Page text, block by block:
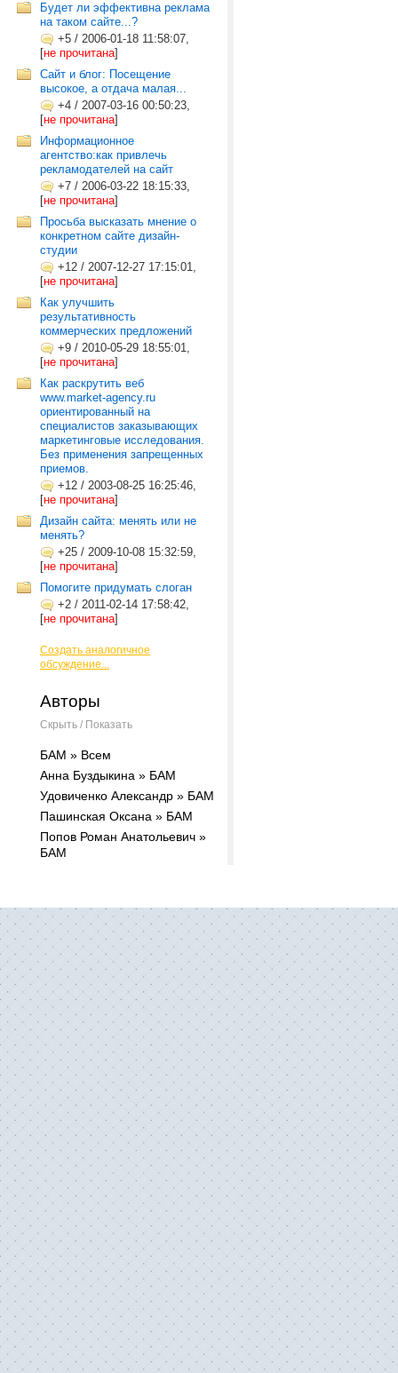
Будет ли эффективна реклама
на таком сайте...?
+5 / 2006-01-18 11:58:07,
[не прочитана]
Сайт и блог: Посещение
высокое, а отдача малая...
+4 / 2007-03-16 00:50:23,
[не прочитана]
Информационное
агентство:как привлечь
рекламодателей на сайт
+7 / 2006-03-22 18:15:33,
[не прочитана]
Просьба высказать мнение о
конкретном сайте дизайн-
студии
+12 / 2007-12-27 17:15:01,
[не прочитана]
Как улучшить
результативность
коммерческих предложений
+9 / 2010-05-29 18:55:01,
[не прочитана]
Как раскрутить веб
www.market-agency.ru
ориентированный на
специалистов заказывающих
маркетинговые исследования.
Без применения запрещенных
приемов.
+12 / 2003-08-25 16:25:46,
[не прочитана]
Дизайн сайта: менять или не
менять?
+25 / 2009-10-08 15:32:59,
[не прочитана]
Помогите придумать слоган
+2 / 2011-02-14 17:58:42,
[не прочитана]
Создать аналогичное
обсуждение...
Авторы
Скрыть / Показать
БАМ » Всем
Анна Буздыкина » БАМ
Удовиченко Александр » БАМ
Пашинская Оксана » БАМ
Попов Роман Анатольевич »
БАМ